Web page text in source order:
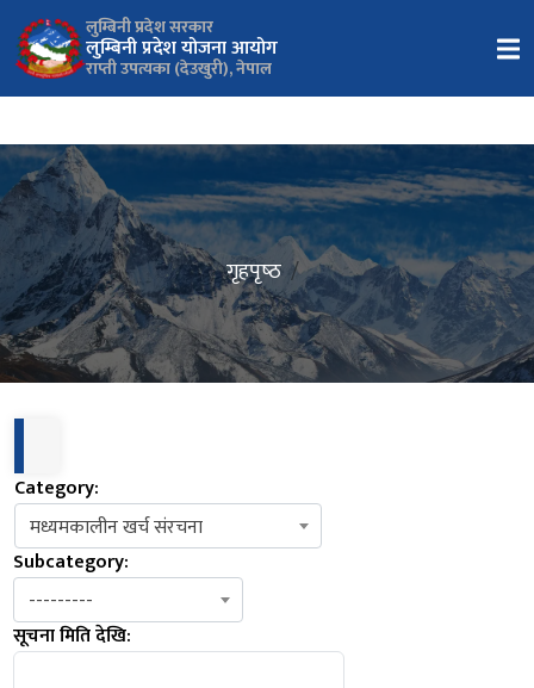
लुम्बिनी प्रदेश सरकार
लुम्बिनी प्रदेश योजना आयोग
राप्ती उपत्यका (देउखुरी), नेपाल
गृहपृष्‍ठ
Category:
मध्यमकालीन खर्च संरचना
Subcategory:
---------
सूचना मिति देखि: